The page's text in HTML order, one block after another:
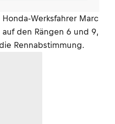
Werksfahrer Marc
den Rängen 6 und 9,
Rennabstimmung.